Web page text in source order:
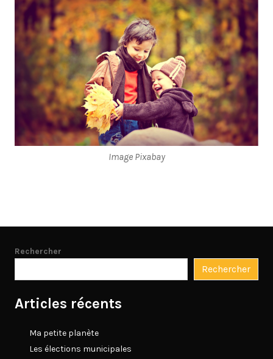
Image Pixabay
Rechercher
Rechercher
Articles récents
Ma petite planète
Les élections municipales